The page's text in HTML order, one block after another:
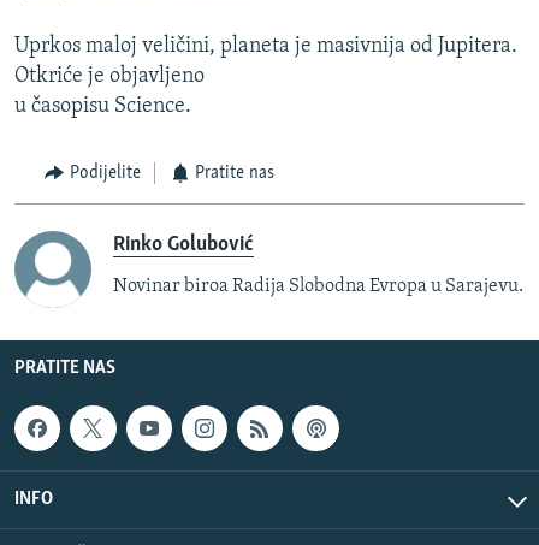
Uprkos maloj veličini, planeta je masivnija od Jupitera.
Otkriće je objavljeno
u časopisu Science.
Podijelite Pratite nas
Rinko Golubović
Novinar biroa Radija Slobodna Evropa u Sarajevu.
PRATITE NAS
INFO